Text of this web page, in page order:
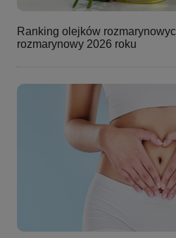
Ranking olejków
rozmarynowy 2026 roku